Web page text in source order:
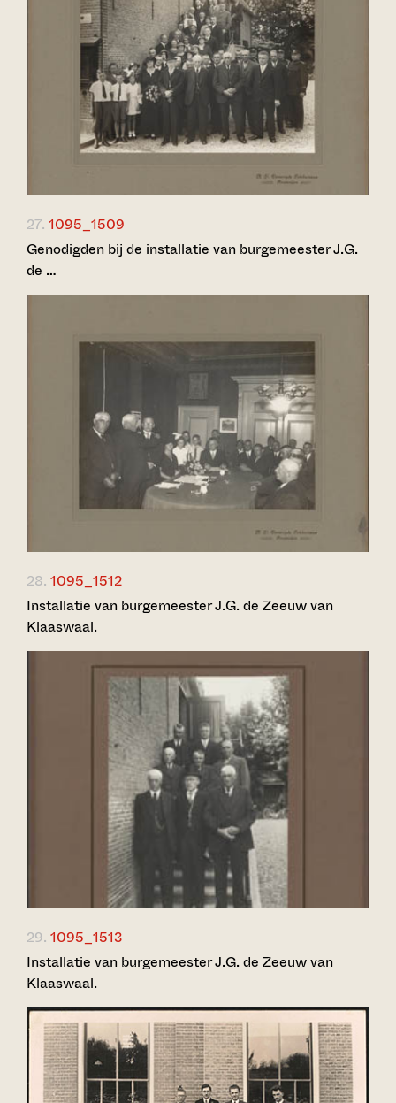
27. 1095_1509
Genodigden bij de installatie van burgemeester J.G.
de …
28. 1095_1512
Installatie van burgemeester J.G. de Zeeuw van
Klaaswaal.
29. 1095_1513
Installatie van burgemeester J.G. de Zeeuw van
Klaaswaal.